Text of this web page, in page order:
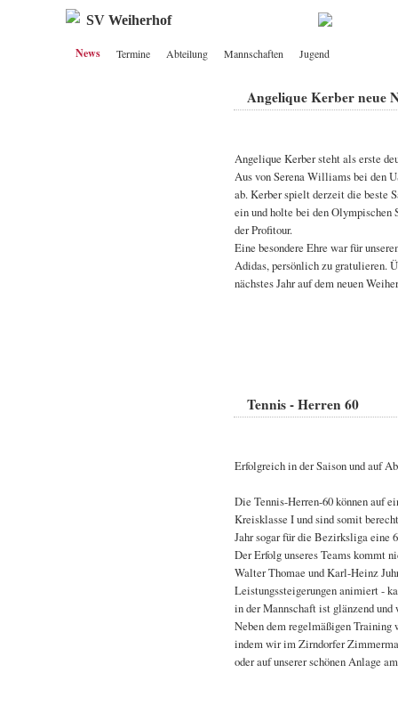
SV Weiherhof
News Termine Abteilung Mannschaften Jugend
Angelique Kerber neue
Angelique Kerber steht als erste
Aus von Serena Williams bei den
ab. Kerber spielt derzeit die beste
ein und holte bei den
der Profitour.
Eine besondere Ehre war für
Adidas, persönlich zu gratulieren.
nächstes Jahr auf dem neuen
Tennis - Herren 60
Erfolgreich in der Saison und auf
Die Tennis-Herren-60 können auf
Kreisklasse I und sind somit
Jahr sogar für die Bezirksliga eine
Der Erfolg unseres Teams kommt
Walter Thomae und Karl-Heinz
Leistungssteigerungen animiert -
in der Mannschaft ist glänzend
Neben dem regelmäßigen
indem wir im Zirndorfer
oder auf unserer schönen Anlage